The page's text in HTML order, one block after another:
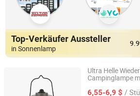
Top-Verkäufer Aussteller
in Sonnenlamp
Ultra Helle
Campinglampe
6,55-6,9 $ /
KAM SING STATIONERY & GIFT